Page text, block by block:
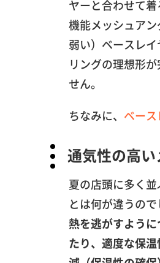
ヤーと合わせて
機能メッシュア
弱い）ベースレ
リングの理想形
せん。
ちなみに、 ベー
通気性の高
夏の店頭に多く
とは何が違うので
熱を逃がすよう
たり、適度な保